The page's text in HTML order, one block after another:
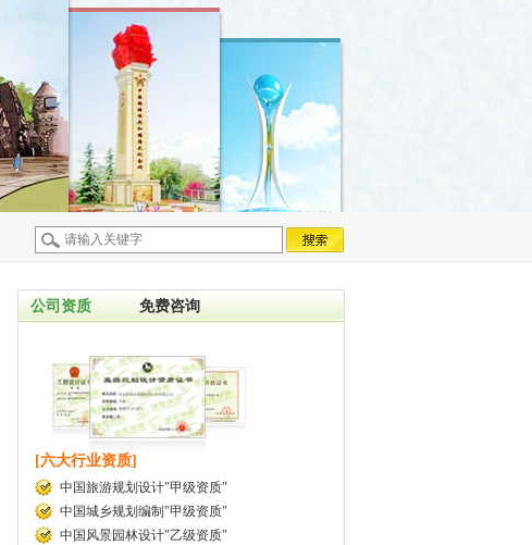
公司资质 免费咨询
[六大行业资质]
中国旅游规划设计"甲级资质"
中国城乡规划编制"甲级资质"
中国风景园林设计"乙级资质"